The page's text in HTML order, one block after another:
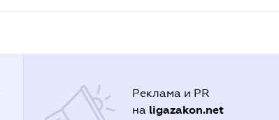
Реклама и PR
на ligazakon.net